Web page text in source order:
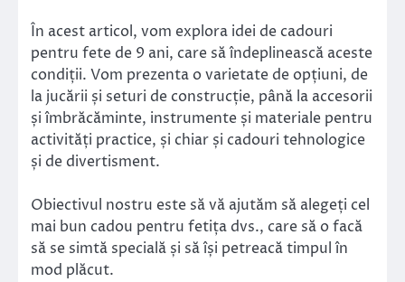
În acest articol, vom explora idei de cadouri
pentru fete de 9 ani, care să îndeplinească aceste
condiții. Vom prezenta o varietate de opțiuni, de
la jucării și seturi de construcție, până la accesorii
și îmbrăcăminte, instrumente și materiale pentru
activități practice, și chiar și cadouri tehnologice
și de divertisment.
Obiectivul nostru este să vă ajutăm să alegeți cel
mai bun cadou pentru fetița dvs., care să o facă
să se simtă specială și să își petreacă timpul în
mod plăcut.